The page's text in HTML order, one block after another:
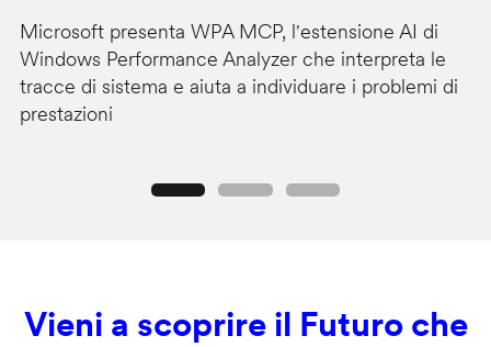
Microsoft presenta WPA MCP, l'estensione AI di
Windows Performance Analyzer che interpreta le
tracce di sistema e aiuta a individuare i problemi di
prestazioni
Vieni a scoprire il Futuro che